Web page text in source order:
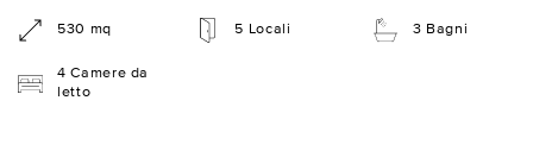
530 mq 5 Locali 3 Bagni
4 Camere da
letto